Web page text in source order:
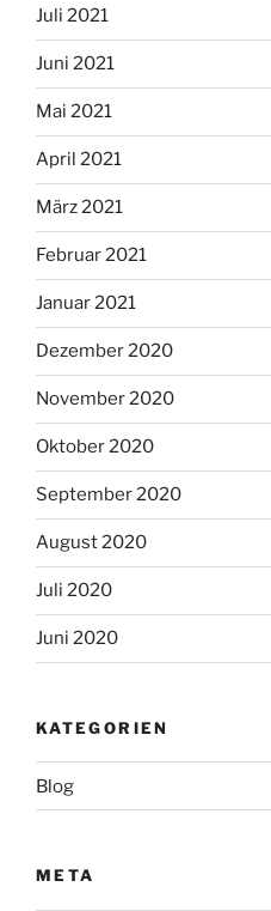
Juli 2021
Juni 2021
Mai 2021
April 2021
März 2021
Februar 2021
Januar 2021
Dezember 2020
November 2020
Oktober 2020
September 2020
August 2020
Juli 2020
Juni 2020
KATEGORIEN
Blog
META